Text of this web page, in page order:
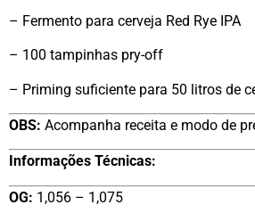
– Fermento para cerveja Red Rye IPA
– 100 tampinhas pry-off
– Priming suficiente para 50 litros de
OBS: Acompanha receita e modo de
Informações Técnicas:
OG: 1,056 – 1,075